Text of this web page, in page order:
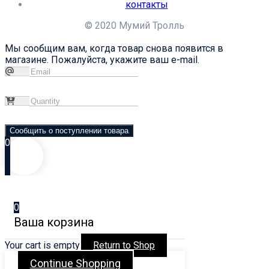
контакты
© 2020 Мумий Тролль
Мы сообщим вам, когда товар снова появится в
магазине. Пожалуйста, укажите ваш e-mail.
Сообщить о поступлении товара
0
0
Ваша корзина
Your cart is empty Return to Shop
Continue Shopping